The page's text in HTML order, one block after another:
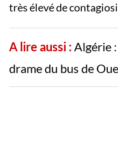
très élevé de
A lire aussi :Algérie
drame du bus de